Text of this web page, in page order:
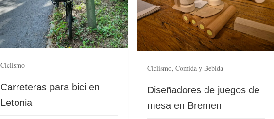
Ciclismo
Carreteras para bici en
Letonia
Ciclismo,Comida y Bebida
Diseñadores de juegos de
mesa en Bremen